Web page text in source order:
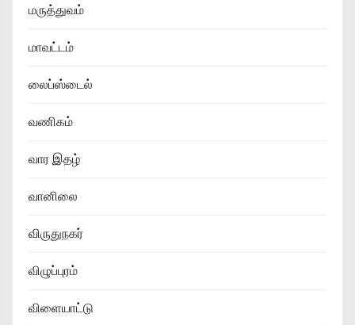
மருத்துவம்
மாவட்டம்
லைப்ஸ்டைல்
வணிகம்
வார இதழ்
வானிலை
விருதுநகர்
விழுப்புரம்
விளையாட்டு